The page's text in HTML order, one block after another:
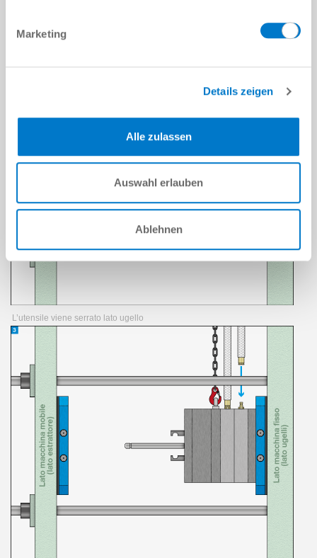
Marketing
Details zeigen
Alle zulassen
Auswahl erlauben
Ablehnen
L’utensile viene serrato lato ugello